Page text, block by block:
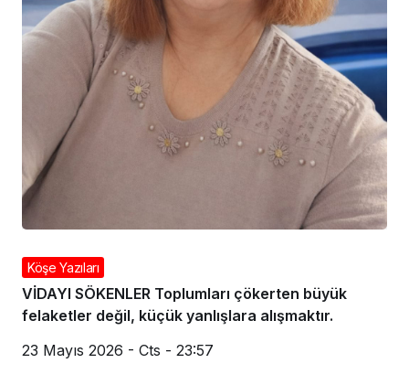
Köşe Yazıları
VİDAYI SÖKENLER Toplumları çökerten büyük
felaketler değil, küçük yanlışlara alışmaktır.
23 Mayıs 2026 - Cts - 23:57